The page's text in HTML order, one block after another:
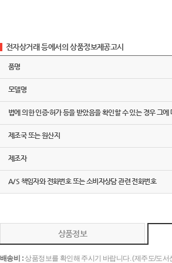
전자상거래 등에서의 상품정보제공고시
품명
모델명
법에 의한 인증·허가 등을 받았음을 확인할 수 있는 경우 그에
제조국 또는 원산지
제조자
A/S 책임자와 전화번호 또는 소비자상담 관련 전화번호
상품정보
배송비 :상품정보를 확인해 주시기 바랍니다. (제주도/도